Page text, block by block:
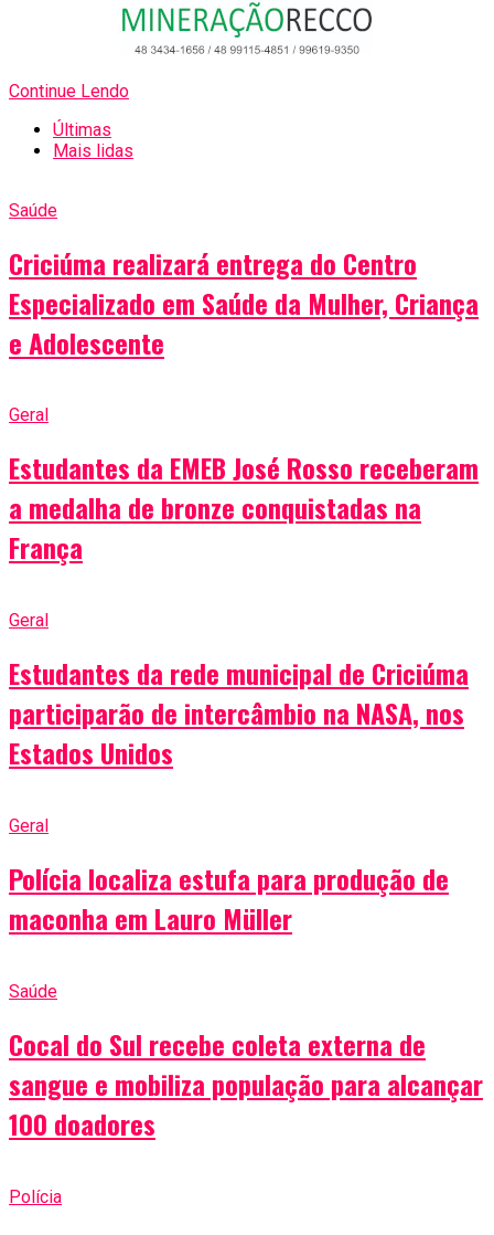
Continue Lendo
Últimas
Mais lidas
Saúde
Criciúma realizará entrega do Centro
Especializado em Saúde da Mulher, Criança
e Adolescente
Geral
Estudantes da EMEB José Rosso receberam
a medalha de bronze conquistadas na
França
Geral
Estudantes da rede municipal de Criciúma
participarão de intercâmbio na NASA, nos
Estados Unidos
Geral
Polícia localiza estufa para produção de
maconha em Lauro Müller
Saúde
Cocal do Sul recebe coleta externa de
sangue e mobiliza população para alcançar
100 doadores
Polícia